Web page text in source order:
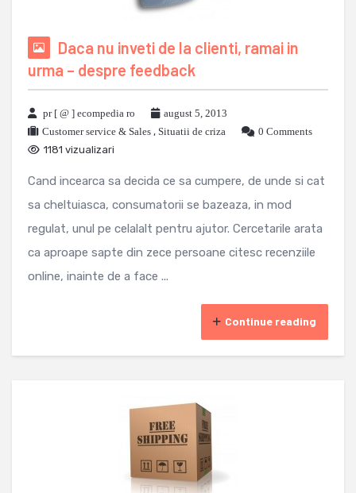
Daca nu inveti de la clienti, ramai in
urma – despre feedback
pr [ @ ] ecompedia ro
august 5, 2013
Customer service & Sales , Situatii de criza
0 Comments
1181 vizualizari
Cand incearca sa decida ce sa cumpere, de unde si cat
sa cheltuiasca, consumatorii se bazeaza, in mod
regulat, unul pe celalalt pentru ajutor. Cercetarile arata
ca aproape sapte din zece persoane citesc recenziile
online, inainte de a face ...
Continue reading